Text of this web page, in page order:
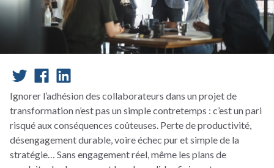
Ignorer l’adhésion des collaborateurs dans un projet de
transformation n’est pas un simple contretemps : c’est un pari
risqué aux conséquences coûteuses. Perte de productivité,
désengagement durable, voire échec pur et simple de la
stratégie… Sans engagement réel, même les plans de